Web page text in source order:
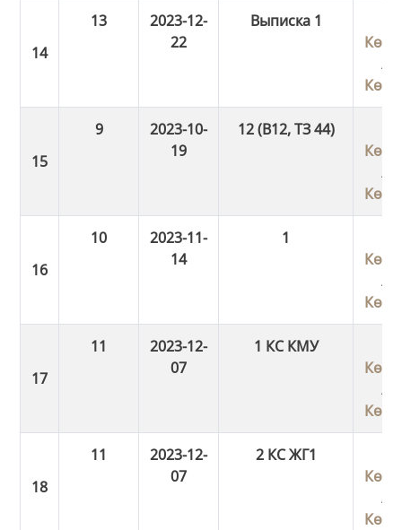
13
2023-12-
22
Выписка 1
/
9
2023-10-
19
12 (В12, ТЗ 44)
/
10
2023-11-
14
1
/
11
2023-12-
07
1 КС КМУ
/
11
2023-12-
07
2 КС ЖГ1
/